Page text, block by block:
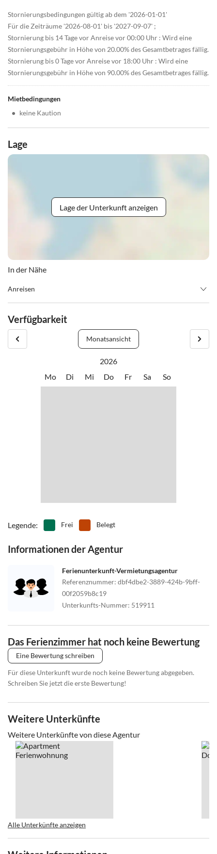
Stornierungsbedingungen gültig ab dem '2026-01-01'
Für die Zeiträume '2026-08-01' bis '2027-09-07' ;
Stornierung bis 14 Tage vor Anreise vor 00:00 Uhr : Wird eine
Stornierungsgebühr in Höhe von 20.00% des Gesamtbetrages fällig.
Stornierung bis 0 Tage vor Anreise vor 18:00 Uhr : Wird eine
Stornierungsgebühr in Höhe von 90.00% des Gesamtbetrages fällig.
Mietbedingungen
• keine Kaution
Lage
Lage der Unterkunft anzeigen
In der Nähe
Anreisen
Verfügbarkeit
Monatsansicht
2026
Mo
Di Mi Do Fr Sa So
Legende: Frei Belegt
Informationen der Agentur
Ferienunterkunft-Vermietungsagentur
Referenznummer: dbf4dbe2-3889-424b-9bff-
00f2059b8c19
Unterkunfts-Nummer: 519911
Das Ferienzimmer hat noch keine Bewertung
Eine Bewertung schreiben
Für diese Unterkunft wurde noch keine Bewertung abgegeben.
Schreiben Sie jetzt die erste Bewertung!
Weitere Unterkünfte
Weitere Unterkünfte von diese Agentur
Alle Unterkünfte anzeigen